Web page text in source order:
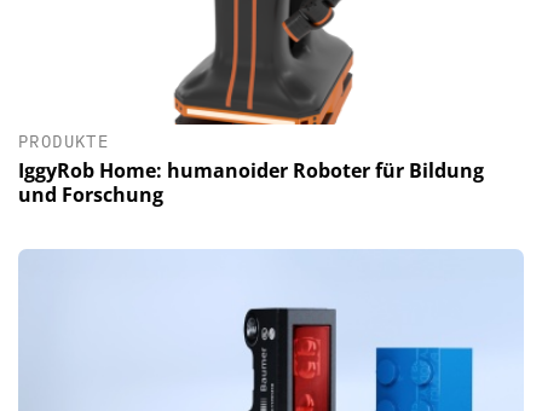
PRODUKTE
IggyRob Home: humanoider Roboter für Bildung
und Forschung